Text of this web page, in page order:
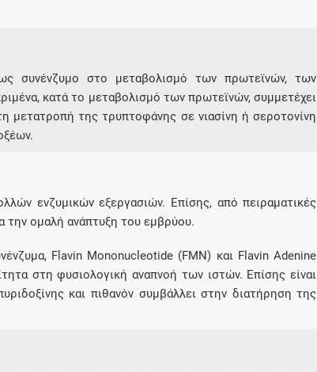
συνένζυμο στο μεταβολισμό των πρωτεϊνών, των
κατά το μεταβολισμό των πρωτεϊνών, συμμετέχει
μετατροπή της τρυπτοφάνης σε νιασίνη ή σεροτονίνη
ενζυμικών εξεργασιών. Επίσης, από πειραματικές
την ομαλή ανάπτυξη του εμβρύου.
Flavin Mononucleotide (FMN) και Flavin Adenine
στη φυσιολογική αναπνοή των ιστών. Επίσης είναι
και πιθανόν συμβάλλει στην διατήρηση της